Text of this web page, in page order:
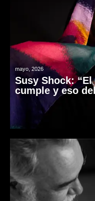
mayo, 2026
Susy Shock:
cumple y eso